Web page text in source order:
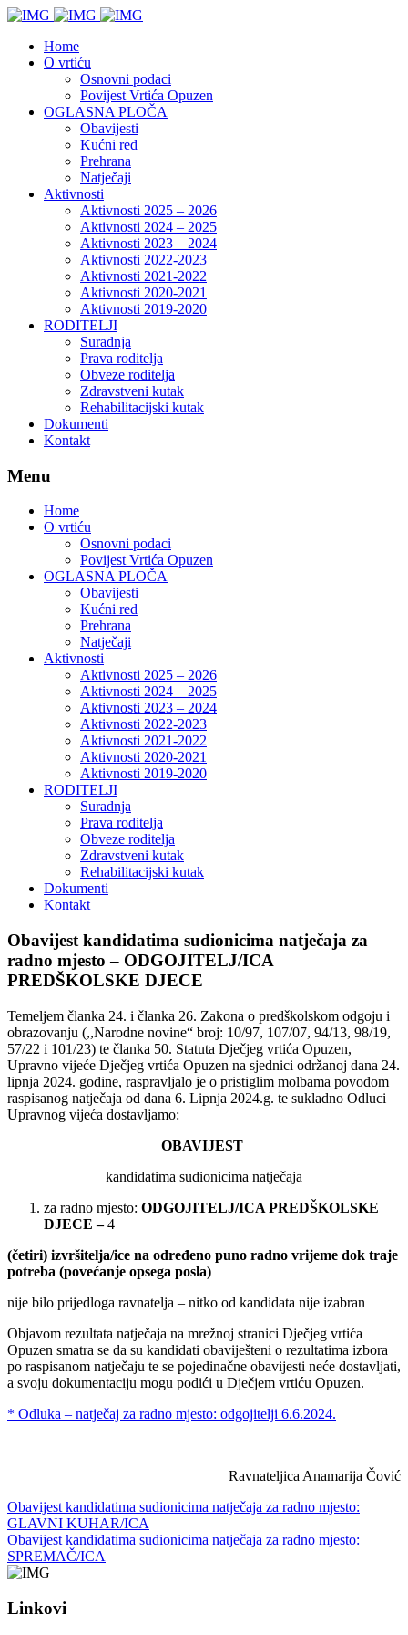
Home
O vrtiću
Osnovni podaci
Povijest Vrtića Opuzen
OGLASNA PLOČA
Obavijesti
Kućni red
Prehrana
Natječaji
Aktivnosti
Aktivnosti 2025 – 2026
Aktivnosti 2024 – 2025
Aktivnosti 2023 – 2024
Aktivnosti 2022-2023
Aktivnosti 2021-2022
Aktivnosti 2020-2021
Aktivnosti 2019-2020
RODITELJI
Suradnja
Prava roditelja
Obveze roditelja
Zdravstveni kutak
Rehabilitacijski kutak
Dokumenti
Kontakt
Menu
Home
O vrtiću
Osnovni podaci
Povijest Vrtića Opuzen
OGLASNA PLOČA
Obavijesti
Kućni red
Prehrana
Natječaji
Aktivnosti
Aktivnosti 2025 – 2026
Aktivnosti 2024 – 2025
Aktivnosti 2023 – 2024
Aktivnosti 2022-2023
Aktivnosti 2021-2022
Aktivnosti 2020-2021
Aktivnosti 2019-2020
RODITELJI
Suradnja
Prava roditelja
Obveze roditelja
Zdravstveni kutak
Rehabilitacijski kutak
Dokumenti
Kontakt
Obavijest kandidatima sudionicima natječaja za
radno mjesto – ODGOJITELJ/ICA
PREDŠKOLSKE DJECE
Temeljem članka 24. i članka 26. Zakona o predškolskom odgoju i
obrazovanju (,,Narodne novine“ broj: 10/97, 107/07, 94/13, 98/19,
57/22 i 101/23) te članka 50. Statuta Dječjeg vrtića Opuzen,
Upravno vijeće Dječjeg vrtića Opuzen na sjednici održanoj dana 24.
lipnja 2024. godine, raspravljalo je o pristiglim molbama povodom
raspisanog natječaja od dana 6. Lipnja 2024.g. te sukladno Odluci
Upravnog vijeća dostavljamo:
OBAVIJEST
kandidatima sudionicima natječaja
za radno mjesto: ODGOJITELJ/ICA PREDŠKOLSKE
DJECE–4
(četiri) izvršitelja/ice na određeno puno radno vrijeme dok traje
potreba (povećanje opsega posla)
nije bilo prijedloga ravnatelja – nitko od kandidata nije izabran
Objavom rezultata natječaja na mrežnoj stranici Dječjeg vrtića
Opuzen smatra se da su kandidati obaviješteni o rezultatima izbora
po raspisanom natječaju te se pojedinačne obavijesti neće dostavljati,
a svoju dokumentaciju mogu podići u Dječjem vrtiću Opuzen.
* Odluka – natječaj za radno mjesto: odgojitelji 6.6.2024.
Ravnateljica Anamarija Čović
Obavijest kandidatima sudionicima natječaja za radno mjesto:
GLAVNI KUHAR/ICA
Obavijest kandidatima sudionicima natječaja za radno mjesto:
SPREMAČ/ICA
Linkovi